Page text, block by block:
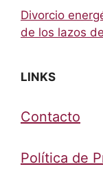
Divorcio
de los lazos
LINKS
Contacto
Política de